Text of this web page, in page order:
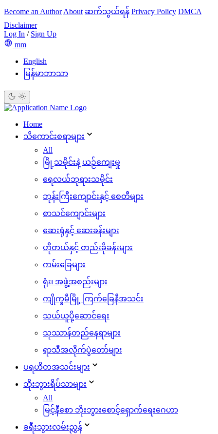
Become an Author About ဆက်သွယ်ရန် Privacy Policy DMCA
Disclaimer
Log In / Sign Up
mm
English
မြန်မာဘာသာ
Home
သိ‌ကောင်းစရာများ
All
မြို့သမိုင်းနဲ့ ယဉ်ကျေးမှု
ရေလယ်ဘုရားသမိုင်း
ဘုန်းကြီးကျောင်းနှင့် စေတီများ
စာသင်ကျောင်းများ
ဆေးရုံနှင့် ဆေးခန်းများ
ဟိုတယ်နှင့် တည်းခိုခန်းများ
ကမ်းခြေများ
ရုံး၊ အဖွဲ့အစည်းများ
ကျိုက္ခမီမြို့ ကြက်ခြေနီအသင်း
သယ်ယူပို့ဆောင်ရေး
သုဿာန်တည်နေရာများ
ရာသီအလိုက်ပွဲတော်များ
ပရဟိတအသင်းများ
ဘိုးဘွားရိပ်သာများ
All
မြင့်နီစော ဘိုးဘွားစောင့်ရှောက်ရေးဂေဟာ
ခရီးသွားလမ်းညွှန်